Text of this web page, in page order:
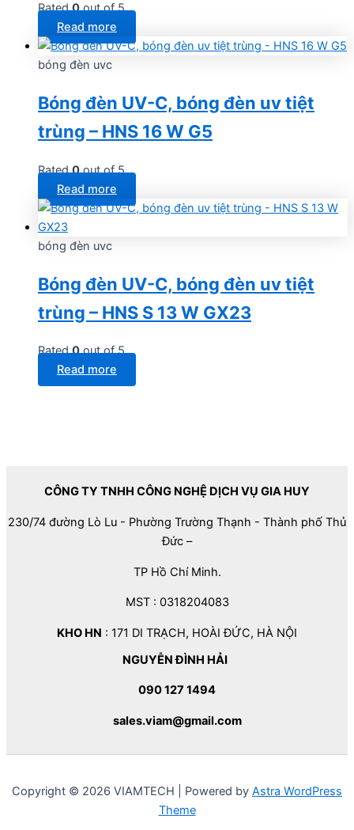
Rated0out of 5
Read more
bóng đèn uvc
Bóng đèn UV-C, bóng đèn uv tiệt
trùng – HNS 16 W G5
Rated0out of 5
Read more
bóng đèn uvc
Bóng đèn UV-C, bóng đèn uv tiệt
trùng – HNS S 13 W GX23
Rated0out of 5
Read more
CÔNG TY TNHH CÔNG NGHỆ DỊCH VỤ GIA HUY
230/74 đường Lò Lu - Phường Trường Thạnh - Thành phố Thủ
Đức –
TP Hồ Chí Minh.
MST : 0318204083
KHO HN : 171 DI TRẠCH, HOÀI ĐỨC, HÀ NỘI
NGUYỄN ĐÌNH HẢI
090 127 1494
sales.viam@gmail.com
Copyright © 2026 VIAMTECH | Powered by Astra WordPress
Theme